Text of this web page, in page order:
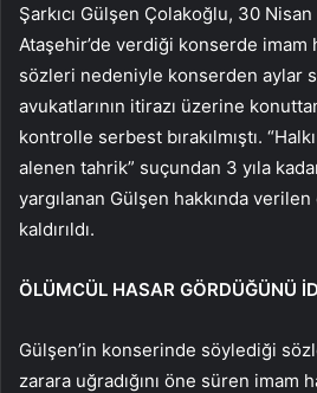
Şarkıcı Gülşen Çolakoğlu, 30
Ataşehir’de verdiği konserde
sözleri nedeniyle konserden aylar
avukatlarının itirazı üzerine
kontrolle serbest bırakılmıştı.
alenen tahrik” suçundan 3 yıla
yargılanan Gülşen hakkında
kaldırıldı.
ÖLÜMCÜL HASAR GÖRDÜĞÜNÜ
Gülşen’in konserinde söylediği
zarara uğradığını öne süren imam